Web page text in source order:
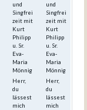
und
Singfrei
zeit mit
Kurt
Philipp
u. Sr.
Eva-
Maria
Mönnig
Herr,
du
lässest
mich
und
Singfrei
zeit mit
Kurt
Philipp
u. Sr.
Eva-
Maria
Mönnig
Herr,
du
lässest
mich